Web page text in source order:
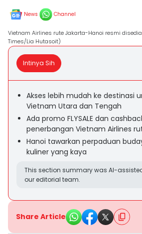
News Channel
Vietnam Airlines rute Jakarta-Hanoi resmi
Times/Lia Hutasoit)
Intinya Sih
Akses lebih mudah ke destinasi
Vietnam Utara dan Tengah
Ada promo FLYSALE dan
penerbangan Vietnam Airlines
Hanoi tawarkan perpaduan
kuliner yang kaya
This section summary was AI-
our editorial team.
Share Article